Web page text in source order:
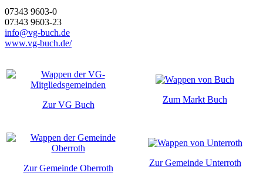
07343 9603-0
07343 9603-23
info@vg-buch.de
www.vg-buch.de/
Zur VG Buch
Zum Markt Buch
Zur Gemeinde Oberroth
Zur Gemeinde Unterroth